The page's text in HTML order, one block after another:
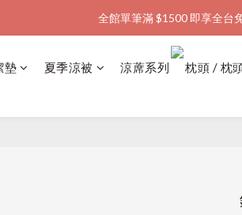
加入會員購物金  馬上領  馬
全館單筆滿 $1500 即享全台
加入會員購物金  馬上領  馬上
墊 夏季涼被 涼蓆系列 枕頭 / 枕